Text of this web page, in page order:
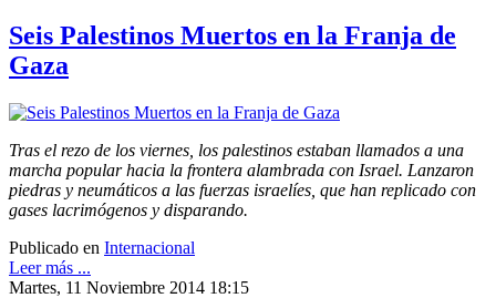
Seis Palestinos Muertos en la Franja de
Gaza
Tras el rezo de los viernes, los palestinos estaban llamados a una
marcha popular hacia la frontera alambrada con Israel. Lanzaron
piedras y neumáticos a las fuerzas israelíes, que han replicado con
gases lacrimógenos y disparando.
Publicado en Internacional
Leer más ...
Martes, 11 Noviembre 2014 18:15